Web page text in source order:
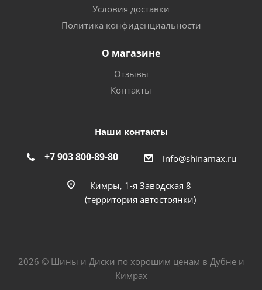
Условия доставки
Политика конфиденциальности
О магазине
Отзывы
Контакты
Наши контакты
+7 903 800-89-80 info@shinamax.ru
Кимры, 1-я Заводская 8
(территория автостоянки)
2026 © Шины и Диски по хорошим ценам в Дубне и
Кимрах